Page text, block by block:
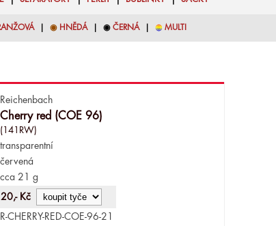
| ◉ HNĚDÁ| ◉ ČERNÁ| ◉ MULTI
Reichenbach
Cherry red (COE 96)
(141RW)
transparentní
červená
cca 21 g
20,- Kč
R-CHERRY-RED-COE-96-21